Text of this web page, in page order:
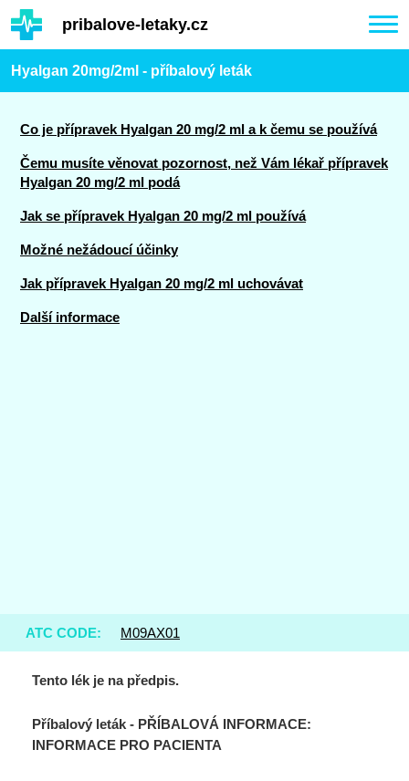
Hauptinhalt
pribalove-letaky.cz
Hyalgan 20mg/2ml - příbalový leták
Co je přípravek Hyalgan 20 mg/2 ml a k čemu se používá
Čemu musíte věnovat pozornost, než Vám lékař přípravek
Hyalgan 20 mg/2 ml podá
Jak se přípravek Hyalgan 20 mg/2 ml používá
Možné nežádoucí účinky
Jak přípravek Hyalgan 20 mg/2 ml uchovávat
Další informace
ATC CODE: M09AX01
Tento lék je na předpis.
Příbalový leták - PŘÍBALOVÁ INFORMACE:
INFORMACE PRO PACIENTA